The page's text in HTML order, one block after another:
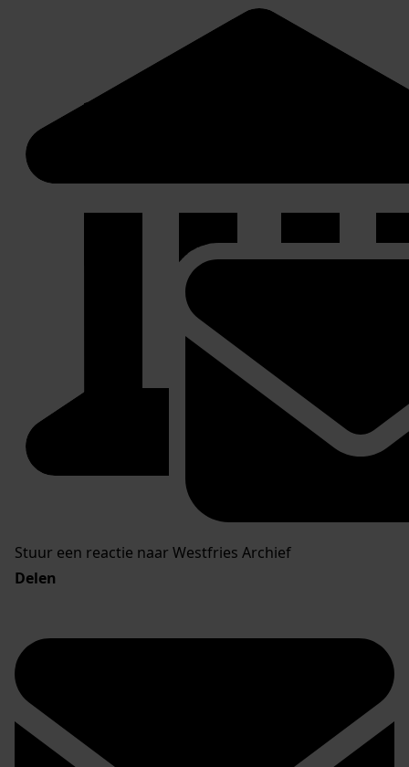
Stuur een reactie naar Westfries Archief
Delen